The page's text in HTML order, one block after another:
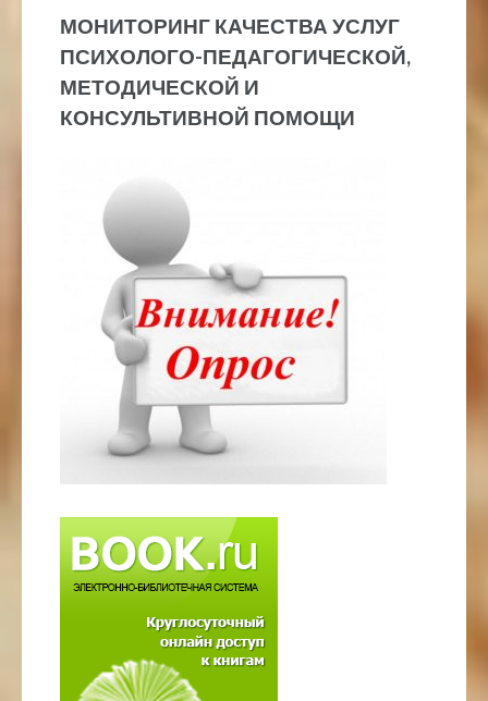
МОНИТОРИНГ КАЧЕСТВА УСЛУГ
ПСИХОЛОГО-ПЕДАГОГИЧЕСКОЙ,
МЕТОДИЧЕСКОЙ И
КОНСУЛЬТИВНОЙ ПОМОЩИ